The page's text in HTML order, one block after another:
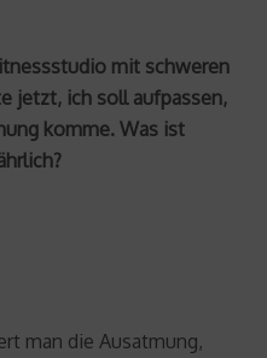
mit schweren
jetzt, ich soll aufpassen,
komme. Was ist
man die Ausatmung,